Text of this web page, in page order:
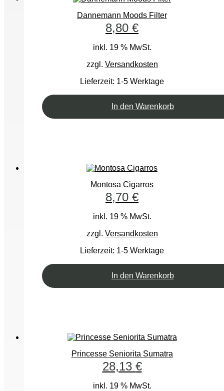
Dannemann Moods Filter
8,80 €
inkl. 19 % MwSt.
zzgl. Versandkosten
Lieferzeit: 1-5 Werktage
In den Warenkorb
Montosa Cigarros
8,70 €
inkl. 19 % MwSt.
zzgl. Versandkosten
Lieferzeit: 1-5 Werktage
In den Warenkorb
Princesse Seniorita Sumatra
28,13 €
inkl. 19 % MwSt.